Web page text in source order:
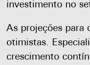
investimento no
As projeções para
otimistas.
crescimento